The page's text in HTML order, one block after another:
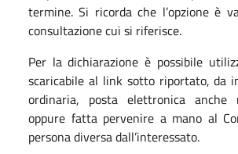
termine. Si ricorda che l’opzione è
consultazione cui si riferisce.
Per la dichiarazione è possibile
scaricabile al link sotto riportato, da
ordinaria, posta elettronica anche
oppure fatta pervenire a mano al
persona diversa dall’interessato.